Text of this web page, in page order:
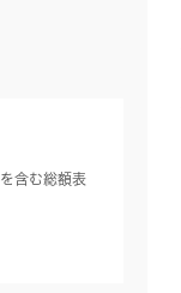
含む総額表